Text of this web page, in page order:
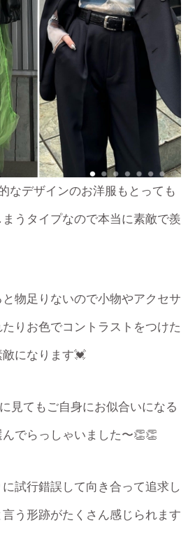
なデザインのお洋服もとっても
うタイプなので本当に素敵で羨
物足りないので小物やアクセサ
りお色でコントラストをつけた
になります💓
見てもご自身にお似合いになる
でらっしゃいました〜👏👏
試行錯誤して向き合って追求し
う形跡がたくさん感じられます